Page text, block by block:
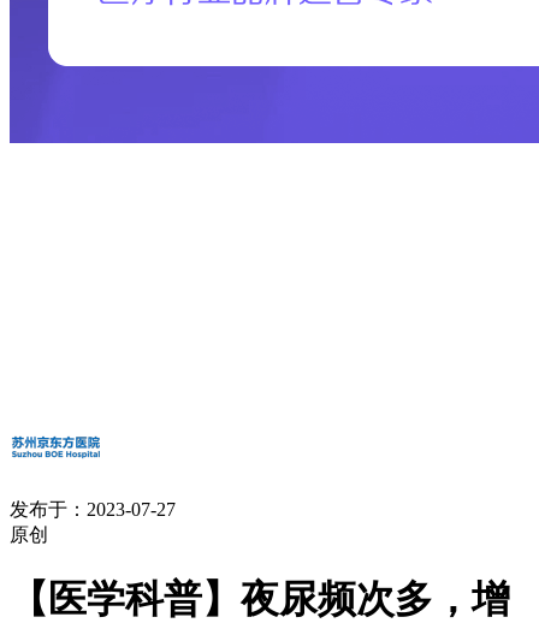
发布于：2023-07-27
原创
【医学科普】夜尿频次多，增